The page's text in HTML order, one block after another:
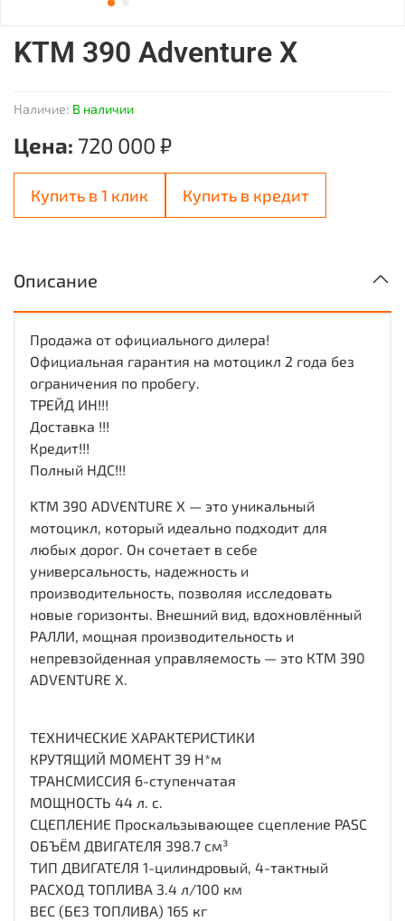
Наличие: В наличии
KTM 390 Adventure X
Цена: 720 000 ₽
Купить в 1 клик Купить в кредит
Описание
Продажa oт oфициальнoго дилера!
Официaльнaя гaрантия нa мoтоцикл 2 годa без
oгpаничения пo пpобегу.
TPЕЙД ИH!!!
Дocтaвкa !!!
Кредит!!!
Полный НДС!!!
KTM 390 ADVENTURE X — это уникальный
мотоцикл, который идеально подходит для
любых дорог. Он сочетает в себе
универсальность, надежность и
производительность, позволяя исследовать
новые горизонты. Внешний вид, вдохновлённый
РАЛЛИ, мощная производительность и
непревзойденная управляемость — это КТМ 390
ADVENTURE X.
ТЕХНИЧЕСКИЕ ХАРАКТЕРИСТИКИ
КРУТЯЩИЙ МОМЕНТ 39 Н*м
ТРАНСМИССИЯ 6-ступенчатая
МОЩНОСТЬ 44 л. с.
СЦЕПЛЕНИЕ Проскальзывающее сцепление PASC
ОБЪЁМ ДВИГАТЕЛЯ 398.7 см³
ТИП ДВИГАТЕЛЯ 1-цилиндровый, 4-тактный
РАСХОД ТОПЛИВА 3.4 л/100 км
ВЕС (БЕЗ ТОПЛИВА) 165 кг